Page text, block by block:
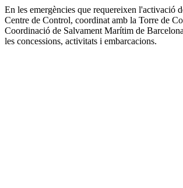
En les emergències que requereixen l'activació
Centre de Control, coordinat amb la Torre de
Coordinació de Salvament Marítim de
les concessions, activitats i embarcacions.